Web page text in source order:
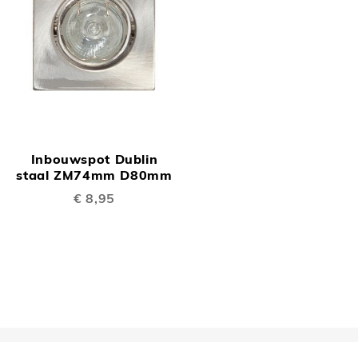
Inbouwspot Dublin
staal ZM74mm D80mm
€ 8,95